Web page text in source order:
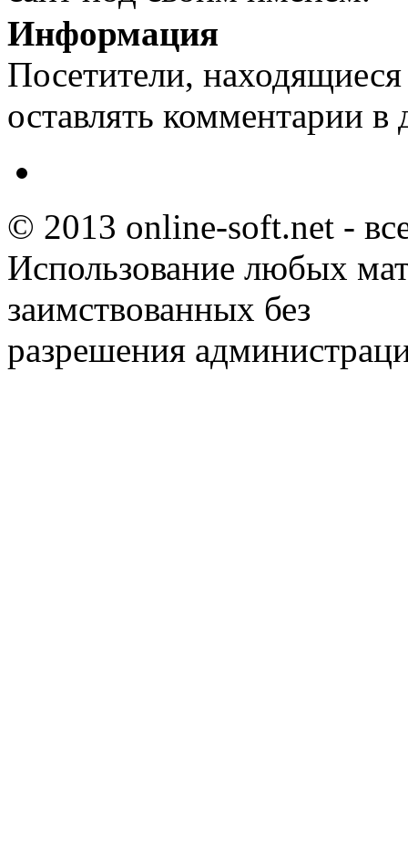
Информация
Посетители,
оставлять комментарии в
© 2013 online-soft.net -
Использование любых
заимствованных без
разрешения